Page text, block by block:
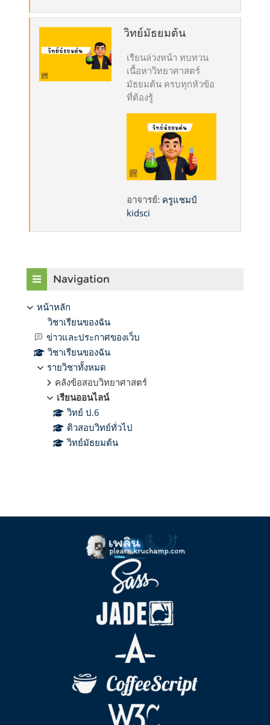
วิทย์มัธยมต้น
เรียนล่วงหน้า ทบทวน
เนื้อหาวิทยาศาสตร์
มัธยมต้น ครบทุกหัวข้อ
ที่ต้องรู้
อาจารย์: ครูแชมป์
kidsci
บล็อค
Navigation
หน้าหลัก
วิชาเรียนของฉัน
ข่าวและประกาศของเว็บ
วิชาเรียนของฉัน
รายวิชาทั้งหมด
คลังข้อสอบวิทยาศาสตร์
เรียนออนไลน์
วิทย์ ป.6
ติวสอบวิทย์ทั่วไป
วิทย์มัธยมต้น